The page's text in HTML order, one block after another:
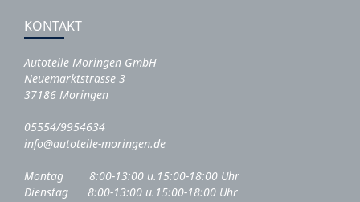
KONTAKT
Autoteile Moringen GmbH
Neuemarktstrasse 3
37186 Moringen
05554/9954634
info@autoteile-moringen.de
Montag 8:00-13:00 u.15:00-18:00 Uhr
Dienstag 8:00-13:00 u.15:00-18:00 Uhr